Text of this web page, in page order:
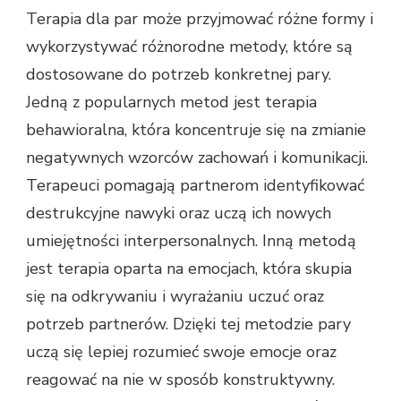
Terapia dla par może przyjmować różne formy i
wykorzystywać różnorodne metody, które są
dostosowane do potrzeb konkretnej pary.
Jedną z popularnych metod jest terapia
behawioralna, która koncentruje się na zmianie
negatywnych wzorców zachowań i komunikacji.
Terapeuci pomagają partnerom identyfikować
destrukcyjne nawyki oraz uczą ich nowych
umiejętności interpersonalnych. Inną metodą
jest terapia oparta na emocjach, która skupia
się na odkrywaniu i wyrażaniu uczuć oraz
potrzeb partnerów. Dzięki tej metodzie pary
uczą się lepiej rozumieć swoje emocje oraz
reagować na nie w sposób konstruktywny.